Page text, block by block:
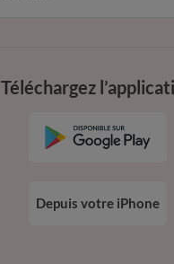
Téléchargez
Depuis votre iPhone